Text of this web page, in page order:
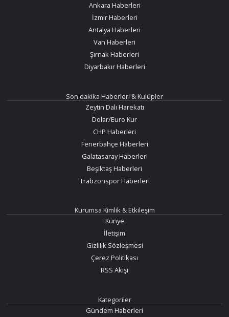
Ankara Haberleri
İzmir Haberleri
Antalya Haberleri
Van Haberleri
Şırnak Haberleri
Diyarbakır Haberleri
Son dakika Haberleri & Kulüpler
Zeytin Dalı Harekatı
Dolar/Euro Kur
CHP Haberleri
Fenerbahçe Haberleri
Galatasaray Haberleri
Beşiktaş Haberleri
Trabzonspor Haberleri
Kurumsa Kimlik & Etkileşim
Künye
İletişim
Gizlilik Sözleşmesi
Çerez Politikası
RSS Akışı
Kategoriler
Gündem Haberleri